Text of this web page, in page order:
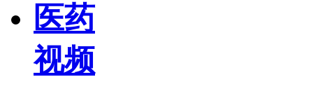
医药
视频